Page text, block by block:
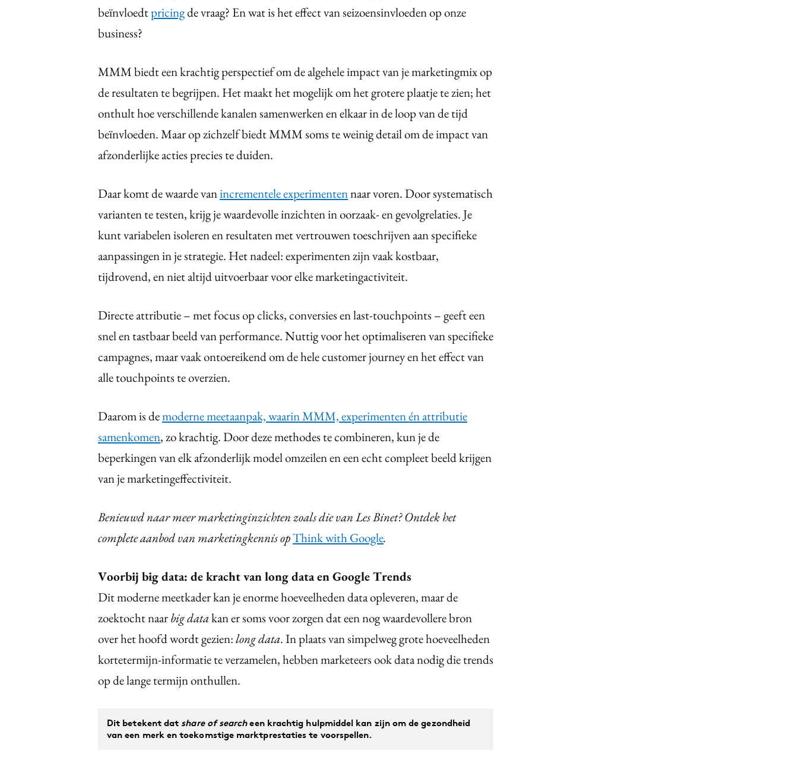
beïnvloedtpricingde vraag? En wat is het effect van seizoensinvloeden op onze
business?
MMM biedt een krachtig perspectief om de algehele impact van je marketingmix op
de resultaten te begrijpen. Het maakt het mogelijk om het grotere plaatje te zien; het
onthult hoe verschillende kanalen samenwerken en elkaar in de loop van de tijd
beïnvloeden. Maar op zichzelf biedt MMM soms te weinig detail om de impact van
afzonderlijke acties precies te duiden.
Daar komt de waarde vanincrementele experimentennaar voren. Door systematisch
varianten te testen, krijg je waardevolle inzichten in oorzaak- en gevolgrelaties. Je
kunt variabelen isoleren en resultaten met vertrouwen toeschrijven aan specifieke
aanpassingen in je strategie. Het nadeel: experimenten zijn vaak kostbaar,
tijdrovend, en niet altijd uitvoerbaar voor elke marketingactiviteit.
Directe attributie – met focus op clicks, conversies en last-touchpoints – geeft een
snel en tastbaar beeld van performance. Nuttig voor het optimaliseren van specifieke
campagnes, maar vaak ontoereikend om de hele customer journey en het effect van
alle touchpoints te overzien.
Daarom is demoderne meetaanpak, waarin MMM, experimenten én attributie
samenkomen, zo krachtig. Door deze methodes te combineren, kun je de
beperkingen van elk afzonderlijk model omzeilen en een echt compleet beeld krijgen
van je marketingeffectiviteit.
Benieuwd naar meer marketinginzichten zoals die van Les Binet? Ontdek het
complete aanbod van marketingkennis opThink with Google.
Voorbij big data: de kracht van long data en Google Trends
Dit moderne meetkader kan je enorme hoeveelheden data opleveren, maar de
zoektocht naarbig datakan er soms voor zorgen dat een nog waardevollere bron
over het hoofd wordt gezien:long data. In plaats van simpelweg grote hoeveelheden
kortetermijn-informatie te verzamelen, hebben marketeers ook data nodig die trends
op de lange termijn onthullen.
Dit betekent dat share of searcheen krachtig hulpmiddel kan zijn om de gezondheid
van een merk en toekomstige marktprestaties te voorspellen.